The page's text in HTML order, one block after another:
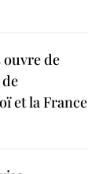
ouvre de
et la France